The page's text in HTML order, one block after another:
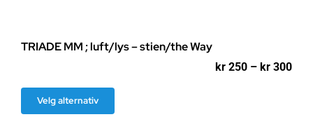
TRIADE MM ; luft/lys – stien/the Way
kr 250 – kr 300
Velg alternativ
produktet